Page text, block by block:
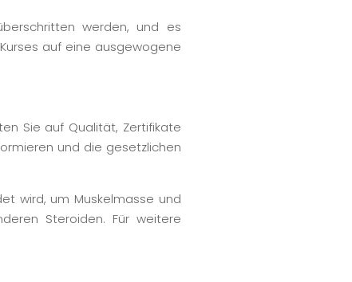
werden, und es
auf eine ausgewogene
Sie auf Qualität, Zertifikate
und die gesetzlichen
wird, um Muskelmasse und
Steroiden. Für weitere